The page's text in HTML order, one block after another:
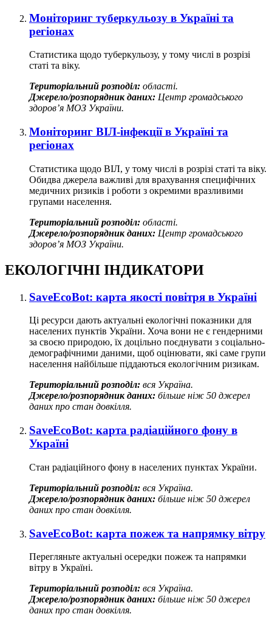
Моніторинг туберкульозу в Україні та
регіонах
Статистика щодо туберкульозу, у тому числі в розрізі
статі та віку.
Територіальний розподіл: області.
Джерело/розпорядник даних: Центр громадського
здоров’я МОЗ України.
Моніторинг ВІЛ-інфекції в Україні та
регіонах
Статистика щодо ВІЛ, у тому числі в розрізі статі та віку.
Обидва джерела важливі для врахування специфічних
медичних ризиків і роботи з окремими вразливими
групами населення.
Територіальний розподіл: області.
Джерело/розпорядник даних: Центр громадського
здоров’я МОЗ України.
ЕКОЛОГІЧНІ ІНДИКАТОРИ
SaveEcoBot: карта якості повітря в Україні
Ці ресурси дають актуальні екологічні показники для
населених пунктів України. Хоча вони не є гендерними
за своєю природою, їх доцільно поєднувати з соціально-
демографічними даними, щоб оцінювати, які саме групи
населення найбільше піддаються екологічним ризикам.
Територіальний розподіл: вся Україна.
Джерело/розпорядник даних: більше ніж 50 джерел
даних про стан довкілля.
SaveEcoBot: карта радіаційного фону в
Україні
Cтан радіаційного фону в населених пунктах України.
Територіальний розподіл: вся Україна.
Джерело/розпорядник даних: більше ніж 50 джерел
даних про стан довкілля.
SaveEcoBot: карта пожеж та напрямку вітру
Перегляньте актуальні осередки пожеж та напрямки
вітру в Україні.
Територіальний розподіл: вся Україна.
Джерело/розпорядник даних: більше ніж 50 джерел
даних про стан довкілля.